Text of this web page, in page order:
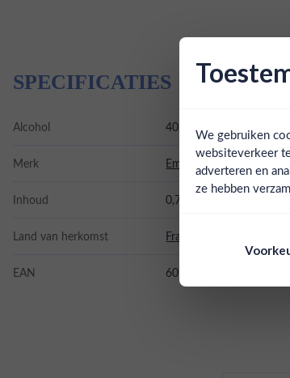
SPECIFICATIES
Alcohol 40.00%
Merk Emperor Rum
Inhoud 0,7L
Land van herkomst Frankrijk
EAN 6091067481011
We gebruiken
websiteverkeer
adverteren en
ze hebben